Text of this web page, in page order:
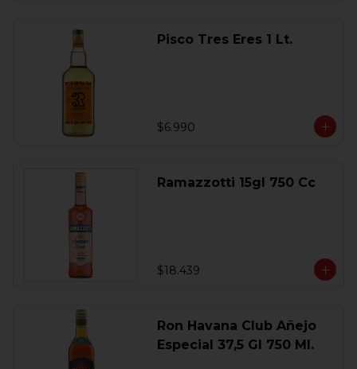
Pisco Tres Eres 1 Lt.
$6.990
Ramazzotti 15gl 750 Cc
$18.439
Ron Havana Club Añejo
Especial 37,5 Gl 750 Ml.